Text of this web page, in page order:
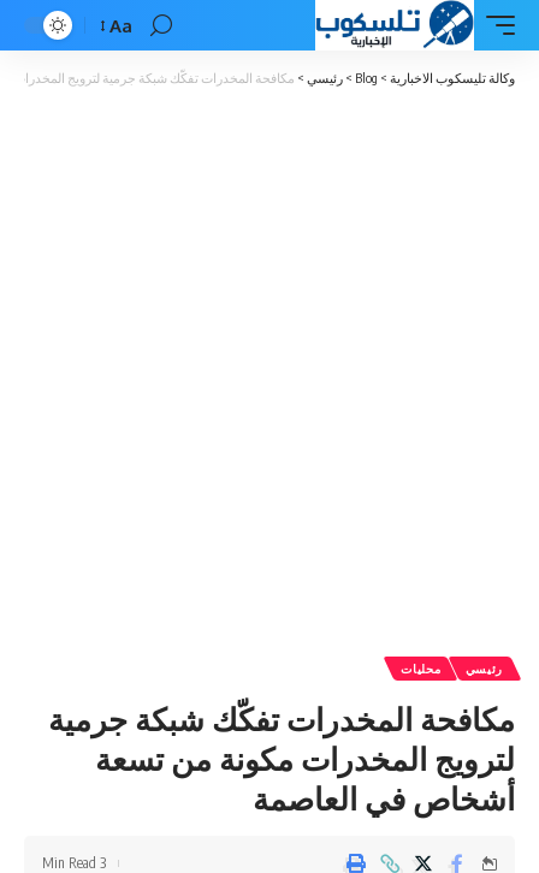
Font
Resizer
Aa
وكالة تليسكوب الاخبارية >
Blog
> رئيسي > مكافحة المخدرات تفكّك شبكة جرمية لترويج
رئيسي محليات
مكافحة المخدرات تفكّك شبكة جرمية
لترويج المخدرات مكونة من تسعة
أشخاص في العاصمة
3 Min Read